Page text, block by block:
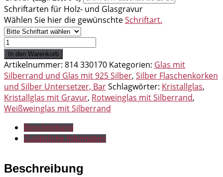
Schriftarten für Holz- und Glasgravur
Wählen Sie hier die gewünschteSchriftart.
Rotweinglas
mit
Silberrand
Menge
In den Warenkorb
Artikelnummer: 814 330170 Kategorien: Glas mit
Silberrand und Glas mit 925 Silber, Silber Flaschenkorken
und Silber Untersetzer, BarSchlagwörter: Kristallglas,
Kristallglas mit Gravur, Rotweinglas mit Silberrand,
Weißweinglas mit Silberrand
Beschreibung
Zusätzliche Information
Beschreibung